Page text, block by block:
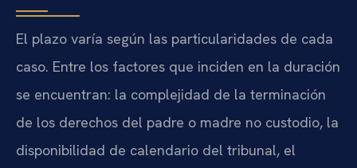
El plazo varía según las particularidades de cada
caso. Entre los factores que inciden en la duración
se encuentran: la complejidad de la terminación
de los derechos del padre o madre no custodio, la
disponibilidad de calendario del tribunal, el